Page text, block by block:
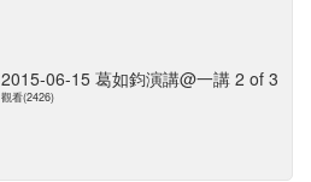
2015-06-15 葛如鈞演講@一講 2 of 3
觀看(2426)